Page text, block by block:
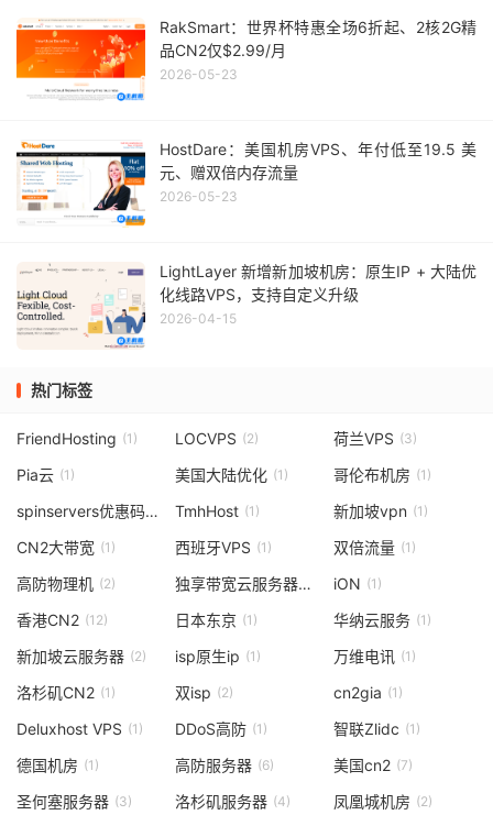
RakSmart：世界杯特惠全场6折起、2核2G精
品CN2仅$2.99/月
2026-05-23
HostDare：美国机房VPS、年付低至19.5 美
元、赠双倍内存流量
2026-05-23
LightLayer 新增新加坡机房：原生IP + 大陆优
化线路VPS，支持自定义升级
2026-04-15
热门标签
FriendHosting (1) LOCVPS (2) 荷兰VPS (3)
Pia云 (1) 美国大陆优化 (1) 哥伦布机房 (1)
spinservers优惠码
(1) TmhHost (1) 新加坡vpn (1)
CN2大带宽 (1) 西班牙VPS (1) 双倍流量 (1)
高防物理机 (2) 独享带宽云服务器
(1) iON (1)
香港CN2 (12) 日本东京 (1) 华纳云服务 (1)
新加坡云服务器 (2) isp原生ip (1) 万维电讯 (1)
洛杉矶CN2 (1) 双isp (2) cn2gia (1)
Deluxhost VPS (1) DDoS高防 (1) 智联Zlidc (1)
德国机房 (1) 高防服务器 (6) 美国cn2 (7)
圣何塞服务器 (3) 洛杉矶服务器 (4) 凤凰城机房 (2)